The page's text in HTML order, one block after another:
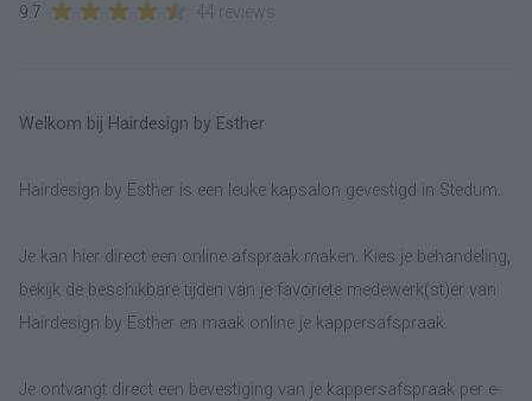
9.7
Welkom bij Hairdesign by Esther
Hairdesign by Esther is een leuke kapsalon gevestigd in Stedum.
Je kan hier direct een online afspraak maken. Kies je behandeling,
bekijk de beschikbare tijden van je favoriete medewerk(st)er van
Hairdesign by Esther en maak online je kappersafspraak.
Je ontvangt direct een bevestiging van je kappersafspraak per e-